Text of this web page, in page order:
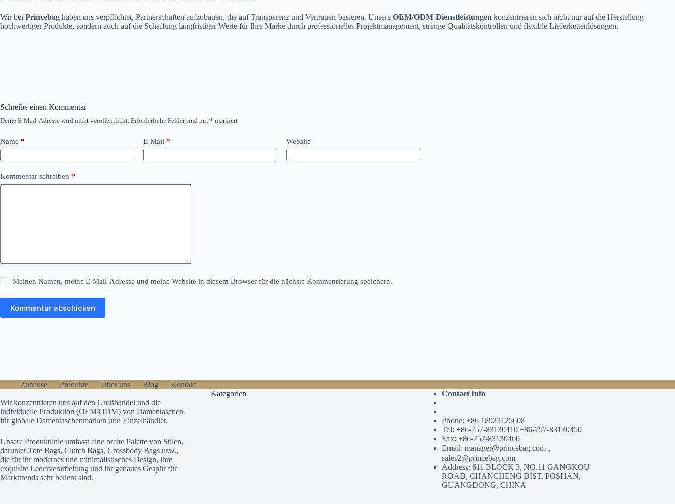
Wir bei Princebag haben uns verpflichtet, Partnerschaften aufzubauen, die auf Transparenz und Vertrauen basieren. Unsere OEM/ODM-Dienstleistungen konzentrieren sich nicht nur auf die Herstellung
hochwertiger Produkte, sondern auch auf die Schaffung langfristiger Werte für Ihre Marke durch professionelles Projektmanagement, strenge Qualitätskontrollen und flexible Lieferkettenlösungen.
Schreibe einen Kommentar
Deine E-Mail-Adresse wird nicht veröffentlicht. Erforderliche Felder sind mit * markiert
Name * E-Mail * Website
Kommentar schreiben *
Meinen Namen, meine E-Mail-Adresse und meine Website in diesem Browser für die nächste Kommentierung speichern.
Kommentar abschicken
Zuhause Produkte Über uns Blog Kontakt
Wir konzentrieren uns auf den Großhandel und die
individuelle Produktion (OEM/ODM) von Damentaschen
für globale Damentaschenmarken und Einzelhändler.
Unsere Produktlinie umfasst eine breite Palette von Stilen,
darunter Tote Bags, Clutch Bags, Crossbody Bags usw.,
die für ihr modernes und minimalistisches Design, ihre
exquisite Lederverarbeitung und ihr genaues Gespür für
Markttrends sehr beliebt sind.
Kategorien Contact Info
Phone: +86 18923125608
Tel: +86-757-83130410 +86-757-83130450
Fax: +86-757-83130460
Email: manager@princebag.com，
sales2@princebag.com
Address: 611 BLOCK 3, NO.11 GANGKOU
ROAD, CHANCHENG DIST, FOSHAN,
GUANGDONG, CHINA